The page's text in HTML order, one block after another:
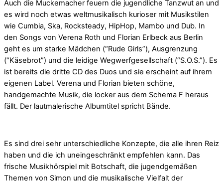
Auch die Muckemacher feuern die jugendliche Tanzwut an und
es wird noch etwas weltmusikalisch kurioser mit Musikstilen
wie Cumbia, Ska, Rocksteady, HipHop, Mambo und Dub. In
den Songs von Verena Roth und Florian Erlbeck aus Berlin
geht es um starke Mädchen (“Rude Girls”), Ausgrenzung
(“Käsebrot”) und die leidige Wegwerfgesellschaft (“S.O.S.”). Es
ist bereits die dritte CD des Duos und sie erscheint auf ihrem
eigenen Label. Verena und Florian bieten schöne,
handgemachte Musik, die locker aus dem Schema F heraus
fällt. Der lautmalerische Albumtitel spricht Bände.
Es sind drei sehr unterschiedliche Konzepte, die alle ihren Reiz
haben und die ich uneingeschränkt empfehlen kann. Das
frische Musikhörspiel mit Botschaft, die jugendgemäßen
Themen von Simon und die musikalische Vielfalt der